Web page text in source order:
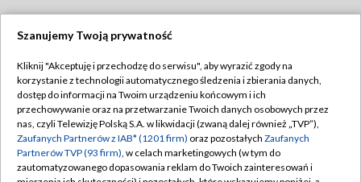
TVP
Abonament TVP
Emisja w TVP
Centrum informacji TVP
Regulamin TVP
Polityka prywatności
Moje zgody
Szanujemy Twoją prywatność
Kliknij "Akceptuję i przechodzę do serwisu", aby wyrazić zgody na
korzystanie z technologii automatycznego śledzenia i zbierania danych,
dostęp do informacji na Twoim urządzeniu końcowym i ich
przechowywanie oraz na przetwarzanie Twoich danych osobowych przez
nas, czyli Telewizję Polską S.A. w likwidacji (zwaną dalej również „TVP”),
Zaufanych Partnerów z IAB* (1201 firm) oraz pozostałych Zaufanych
Partnerów TVP (93 firm), w celach marketingowych (w tym do
zautomatyzowanego dopasowania reklam do Twoich zainteresowań i